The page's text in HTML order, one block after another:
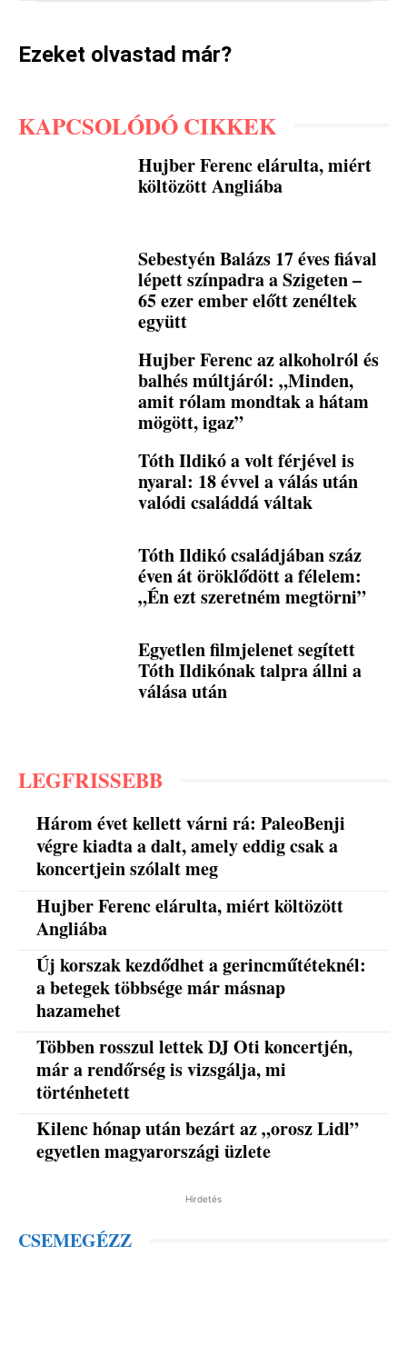
Ezeket olvastad már?
KAPCSOLÓDÓ CIKKEK
Hujber Ferenc elárulta, miért
költözött Angliába
Sebestyén Balázs 17 éves fiával
lépett színpadra a Szigeten –
65 ezer ember előtt zenéltek
együtt
Hujber Ferenc az alkoholról és
balhés múltjáról: „Minden,
amit rólam mondtak a hátam
mögött, igaz”
Tóth Ildikó a volt férjével is
nyaral: 18 évvel a válás után
valódi családdá váltak
Tóth Ildikó családjában száz
éven át öröklődött a félelem:
„Én ezt szeretném megtörni”
Egyetlen filmjelenet segített
Tóth Ildikónak talpra állni a
válása után
LEGFRISSEBB
Három évet kellett várni rá: PaleoBenji
végre kiadta a dalt, amely eddig csak a
koncertjein szólalt meg
Hujber Ferenc elárulta, miért költözött
Angliába
Új korszak kezdődhet a gerincműtéteknél:
a betegek többsége már másnap
hazamehet
Többen rosszul lettek DJ Oti koncertjén,
már a rendőrség is vizsgálja, mi
történhetett
Kilenc hónap után bezárt az „orosz Lidl”
egyetlen magyarországi üzlete
Hirdetés
CSEMEGÉZZ